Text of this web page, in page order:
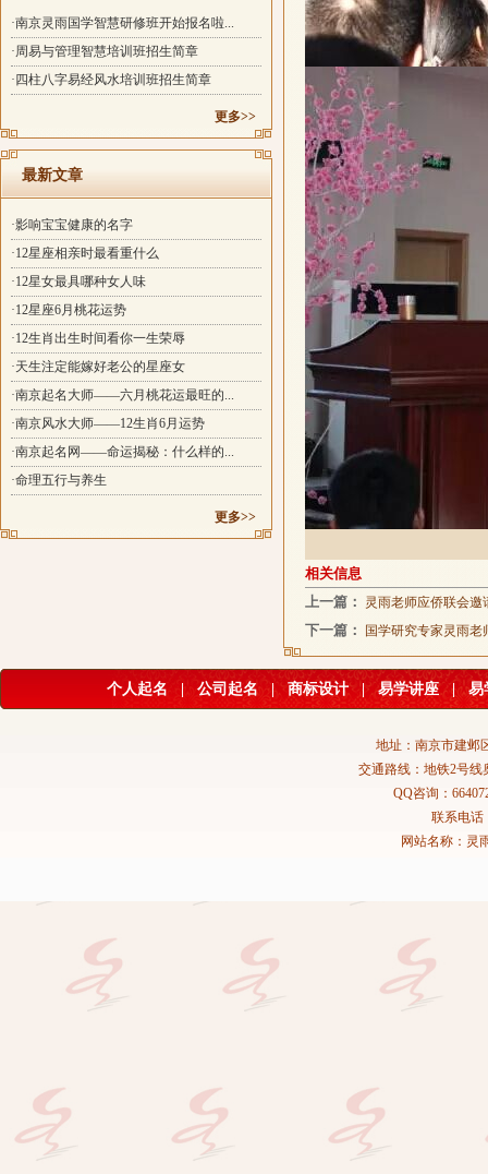
·南京灵雨国学智慧研修班开始报名啦...
·周易与管理智慧培训班招生简章
·四柱八字易经风水培训班招生简章
更多>>
最新文章
·影响宝宝健康的名字
·12星座相亲时最看重什么
·12星女最具哪种女人味
·12星座6月桃花运势
·12生肖出生时间看你一生荣辱
·天生注定能嫁好老公的星座女
·南京起名大师——六月桃花运最旺的...
·南京风水大师——12生肖6月运势
·南京起名网——命运揭秘：什么样的...
·命理五行与养生
更多>>
相关信息
上一篇：
灵雨老师应侨联会邀
下一篇： 国学研究专家灵雨
个人起名 公司起名 | 商标设计 | 易学讲座 | 易
地址：南京市建邺
交通路线：地铁2号线
QQ咨询：
联系电话
网站名称：灵